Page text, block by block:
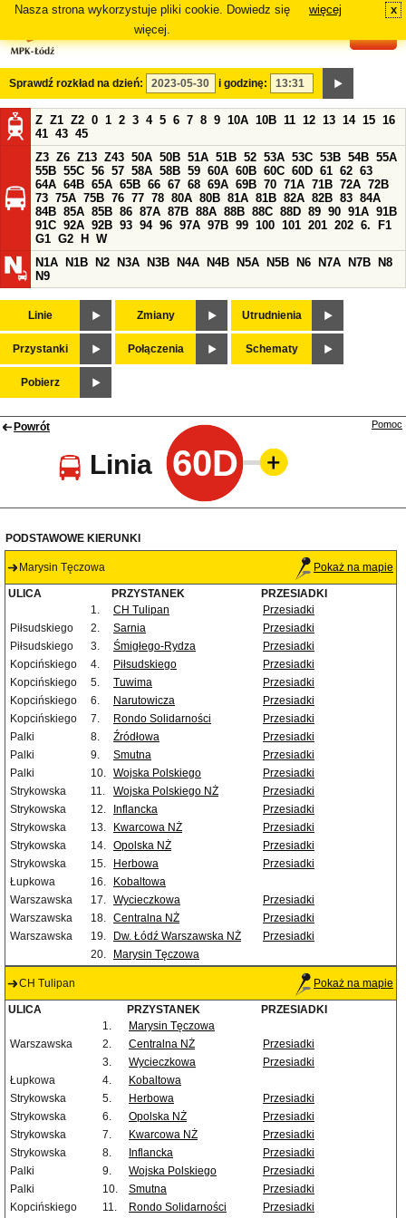
Nasza strona wykorzystuje pliki cookie. Dowiedz się
więcej.
więcej x
Sprawdź rozkład na dzień: i godzinę:
Z Z1 Z2 0 1 2 3 4 5 6 7 8 9 10A 10B 11 12 13 14 15 16
41 43 45
Z3 Z6 Z13 Z43 50A 50B 51A 51B 52 53A 53C 53B 54B 55A
55B 55C 56 57 58A 58B 59 60A 60B 60C 60D 61 62 63
64A 64B 65A 65B 66 67 68 69A 69B 70 71A 71B 72A 72B
73 75A 75B 76 77 78 80A 80B 81A 81B 82A 82B 83 84A
84B 85A 85B 86 87A 87B 88A 88B 88C 88D 89 90 91A 91B
91C 92A 92B 93 94 96 97A 97B 99 100 101 201 202 6.
F1
G1 G2 H
W
N1A
N1B N2 N3A N3B N4A N4B N5A N5B N6 N7A N7B
N8
N9
Linie Zmiany Utrudnienia
Przystanki Połączenia Schematy
Pobierz
Powrót
Linia 60D
Pomoc
PODSTAWOWE KIERUNKI
Marysin Tęczowa Pokaż na mapie
ULICA PRZYSTANEK
PRZESIADKI
1.
CH Tulipan
Przesiadki
Piłsudskiego
2. Sarnia
Przesiadki
Piłsudskiego
3. Śmigłego-Rydza
Przesiadki
Kopcińskiego
4. Piłsudskiego
Przesiadki
Kopcińskiego
5. Tuwima
Przesiadki
Kopcińskiego
6. Narutowicza
Przesiadki
Kopcińskiego
7. Rondo Solidarności
Przesiadki
Palki
8. Źródłowa
Przesiadki
Palki
9. Smutna
Przesiadki
Palki
10. Wojska Polskiego
Przesiadki
Strykowska
11. Wojska Polskiego NŻ
Przesiadki
Strykowska
12. Inflancka
Przesiadki
Strykowska
13. Kwarcowa NŻ
Przesiadki
Strykowska
14. Opolska NŻ
Przesiadki
Strykowska
15. Herbowa
Przesiadki
Łupkowa
16.
Kobaltowa
Warszawska
17. Wycieczkowa
Przesiadki
Warszawska
18. Centralna NŻ
Przesiadki
Warszawska
19. Dw. Łódź Warszawska NŻ
Przesiadki
20.
Marysin Tęczowa
CH Tulipan Pokaż na mapie
ULICA PRZYSTANEK
PRZESIADKI
1.
Marysin Tęczowa
Warszawska
2. Centralna NŻ
Przesiadki
3.
Wycieczkowa
Przesiadki
Łupkowa
4.
Kobaltowa
Strykowska
5. Herbowa
Przesiadki
Strykowska
6. Opolska NŻ
Przesiadki
Strykowska
7. Kwarcowa NŻ
Przesiadki
Strykowska
8. Inflancka
Przesiadki
Palki
9. Wojska Polskiego
Przesiadki
Palki
10. Smutna
Przesiadki
Kopcińskiego
11. Rondo Solidarności Przesiadki